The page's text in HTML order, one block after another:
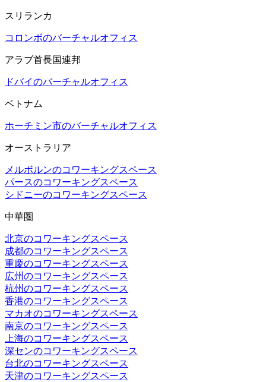
スリランカ
コロンボのバーチャルオフィス
アラブ首長国連邦
ドバイのバーチャルオフィス
ベトナム
ホーチミン市のバーチャルオフィス
オーストラリア
メルボルンのコワーキングスペース
パースのコワーキングスペース
シドニーのコワーキングスペース
中華圏
北京のコワーキングスペース
成都のコワーキングスペース
重慶のコワーキングスペース
広州のコワーキングスペース
杭州のコワーキングスペース
香港のコワーキングスペース
マカオのコワーキングスペース
南京のコワーキングスペース
上海のコワーキングスペース
深センのコワーキングスペース
台北のコワーキングスペース
天津のコワーキングスペース